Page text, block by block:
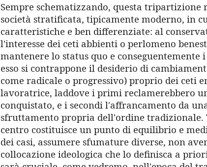
Sempre schematizzando, questa tripartizione
società stratificata, tipicamente moderno, in
caratteristiche e ben differenziate: al
l'interesse dei ceti abbienti o perlomeno
mantenere lo status quo e
esso si contrappone il desiderio di
come radicale o progressivo) proprio dei ceti
lavoratrice, laddove i primi reclamerebbero
conquistato, e i secondi l'affrancamento da
sfruttamento propria dell'ordine tradizionale.
centro costituisce un punto di equilibrio e
dei casi, assumere sfumature diverse, non
collocazione ideologica che lo definisca a